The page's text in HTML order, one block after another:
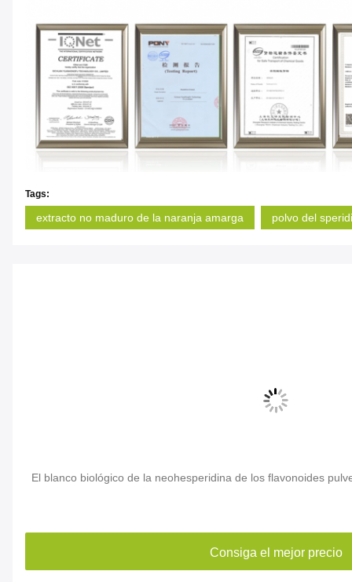
Tags:
extracto no maduro de la naranja amarga polvo del
El blanco biológico de la neohesperidina de los flavonoides
Consiga el mejor precio